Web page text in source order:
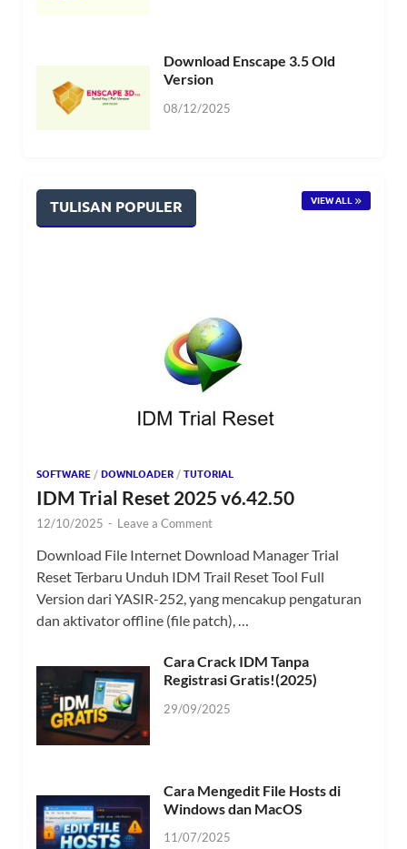
Download Enscape 3.5 Old
Version
08/12/2025
TULISAN POPULER VIEW ALL
SOFTWARE / DOWNLOADER / TUTORIAL
IDM Trial Reset 2025 v6.42.50
12/10/2025 - Leave a Comment
Download File Internet Download Manager Trial
Reset Terbaru Unduh IDM Trail Reset Tool Full
Version dari YASIR-252, yang mencakup pengaturan
dan aktivator offline (file patch), …
Cara Crack IDM Tanpa
Registrasi Gratis!(2025)
29/09/2025
Cara Mengedit File Hosts di
Windows dan MacOS
11/07/2025